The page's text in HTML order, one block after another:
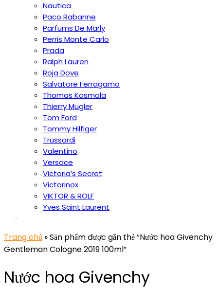
Nautica
Paco Rabanne
Parfums De Marly
Perris Monte Carlo
Prada
Ralph Lauren
Roja Dove
Salvatore Ferragamo
Thomas Kosmala
Thierry Mugler
Tom Ford
Tommy Hilfiger
Trussardi
Valentino
Versace
Victoria’s Secret
Victorinox
VIKTOR & ROLF
Yves Saint Laurent
Trang chủ » Sản phẩm được gắn thẻ “Nước hoa Givenchy
Gentleman Cologne 2019 100ml”
Nước hoa Givenchy